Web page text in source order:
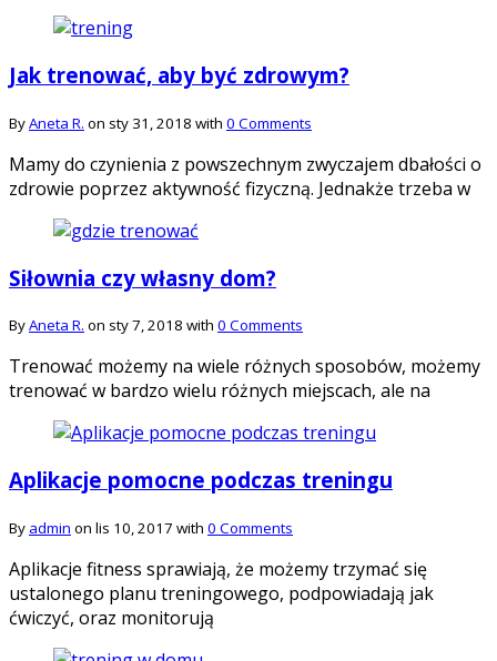
Jak trenować, aby być zdrowym?
ByAneta R. on sty 31, 2018 with 0 Comments
Mamy do czynienia z powszechnym zwyczajem dbałości o
zdrowie poprzez aktywność fizyczną. Jednakże trzeba w
Siłownia czy własny dom?
ByAneta R. on sty 7, 2018 with 0 Comments
Trenować możemy na wiele różnych sposobów, możemy
trenować w bardzo wielu różnych miejscach, ale na
Aplikacje pomocne podczas treningu
By admin on lis 10, 2017 with 0 Comments
Aplikacje fitness sprawiają, że możemy trzymać się
ustalonego planu treningowego, podpowiadają jak
ćwiczyć, oraz monitorują